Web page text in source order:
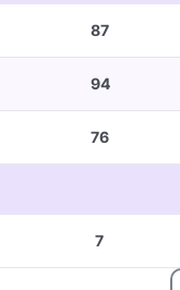
87
94
76
7